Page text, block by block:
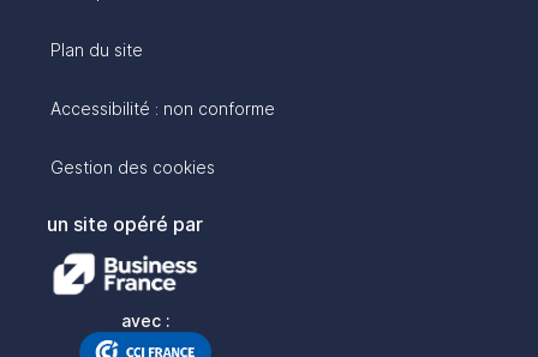
Plan du site
Accessibilité : non conforme
Gestion des cookies
un site opéré par
avec :